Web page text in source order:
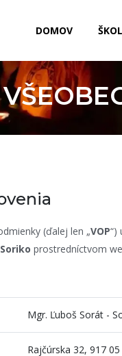
DOMOV
(ďalej len „VOP“)
Soriko prostredníctvom
Mgr. Ľuboš Sorát -
Rajčúrska 32, 917